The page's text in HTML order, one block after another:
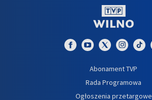
Abonament TVP
Rada Programowa
Ogłoszenia przetargowe